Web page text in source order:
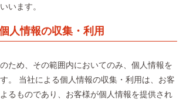
います。
人情報の収集・利用
ため、その範囲内においてのみ、個人情報を
。 当社による個人情報の収集・利用は、お客
るものであり、お客様が個人情報を提供され